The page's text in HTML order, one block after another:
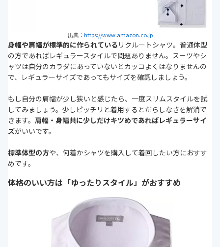
出典： https://www.amazon.co.jp
身幅や肩幅が標準的に作られている リクルートシャツ。普通体型
の方であればレギュラースタイルで問題ありません。スーツやシ
ャツは自分のカラダにあっていないとカッコよくはなりませんの
で、レギュラーサイズであってもサイズを確認しましょう。
もし自分の肩幅が少し狭いと感じたら、一度スリムスタイルを試
してみましょう。少しピッチリと着用するとだらしなさを解消で
きます。 肩幅・身幅共に少しだけキツめであればレギュラーサイ
ズがいいです。
標準体型の方や、何着かシャツを購入して着回したい方におすす
めです。
体格のいい方は「ゆったりスタイル」がおすすめ